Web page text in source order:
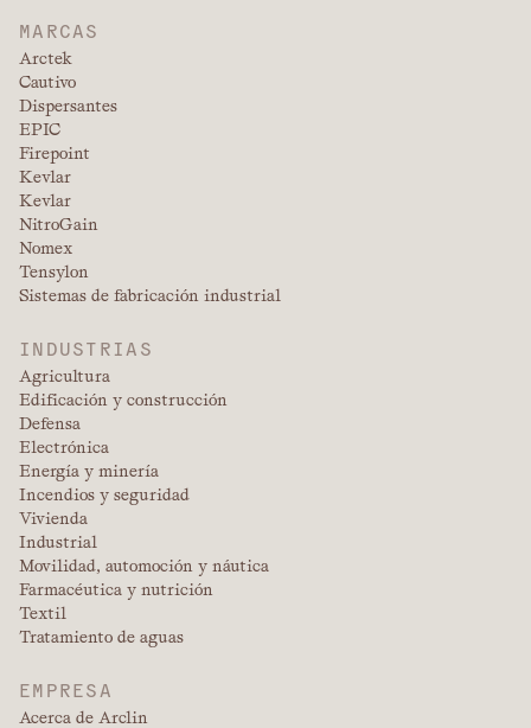
MARCAS
Arctek
Cautivo
Dispersantes
EPIC
Firepoint
Kevlar
Kevlar
NitroGain
Nomex
Tensylon
Sistemas de fabricación industrial
INDUSTRIAS
Agricultura
Edificación y construcción
Defensa
Electrónica
Energía y minería
Incendios y seguridad
Vivienda
Industrial
Movilidad, automoción y náutica
Farmacéutica y nutrición
Textil
Tratamiento de aguas
EMPRESA
Acerca de Arclin